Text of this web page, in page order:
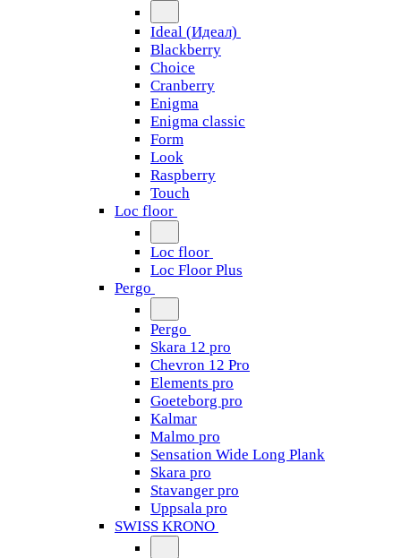
Ideal (Идеал)
Blackberry
Choice
Cranberry
Enigma
Enigma classic
Form
Look
Raspberry
Touch
Loc floor
Loc floor
Loc Floor Plus
Pergo
Pergo
Skara 12 pro
Chevron 12 Pro
Elements pro
Goeteborg pro
Kalmar
Malmo pro
Sensation Wide Long Plank
Skara pro
Stavanger pro
Uppsala pro
SWISS KRONO